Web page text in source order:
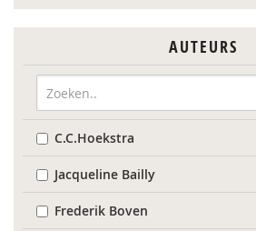
AUTEURS
C.C.Hoekstra
Jacqueline Bailly
Frederik Boven